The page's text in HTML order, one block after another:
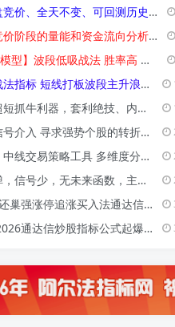
变、可回测历史！源码开放，永久使用！
析，捕捉开盘前主力资金介入信号 识别短线强势股！
出票少模型 主副图选股指标 支持手机电脑通用
段主升浪指标公式 精准擒牛战法指标全套
行及高手股民朋友们打造的一款新型套利系统,适合超短线和短线操作！【众筹指标系列】
弹点 短线高胜经典 实战性强全套指标【众筹指标系列】
抓妖股手机电脑版 全套指标源码（通达信 ）【众筹指标系列】
/副图/选股指标源码，手机电脑通用【众筹指标系列】
股起爆 量化模型技术指标全套 2026爆款指标【众筹指标系列】
买卖点量化短线主升浪启动公式电脑手机均可使用【众筹指标系列】